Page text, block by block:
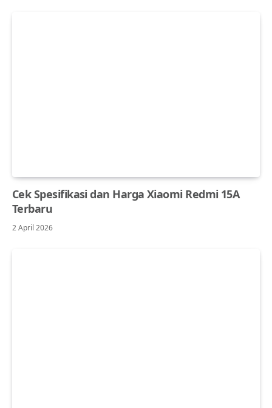
Cek Spesifikasi dan Harga Xiaomi Redmi 15A
Terbaru
2 April 2026